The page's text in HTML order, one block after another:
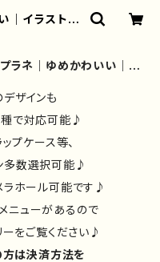
｜イラスト｜
通販｜雑貨屋
プラネ｜ゆめかわいい｜イ
ザインも
で対応可能♪
プケース等、
多数選択可能♪
ホール可能です♪
ニューがあるので
をご覧ください♪
は決済方法を